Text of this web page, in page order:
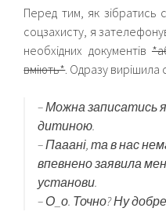
Перед тим, як зібратись
соцзахисту, я
необхідних документів
вміють*. Одразу вирішила
– Можна записатись
дитиною.
– Пааані, та в нас
впевнено заявила
установи.
– О_о. Точно? Ну